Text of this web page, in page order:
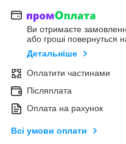
Ви отримаєте
або гроші повернуться
Детальніше
Оплатити частинами
Післяплата
Оплата на рахунок
Всі умови оплати